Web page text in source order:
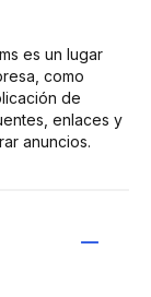
es un lugar
como
de
enlaces y
anuncios.